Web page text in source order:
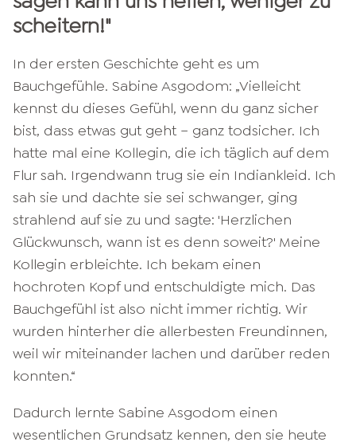
scheitern!"
In der ersten Geschichte geht es um
Bauchgefühle. Sabine Asgodom: „Vielleicht
kennst du dieses Gefühl, wenn du ganz sicher
bist, dass etwas gut geht – ganz todsicher. Ich
hatte mal eine Kollegin, die ich täglich auf dem
Flur sah. Irgendwann trug sie ein Indiankleid. Ich
sah sie und dachte sie sei schwanger, ging
strahlend auf sie zu und sagte: 'Herzlichen
Glückwunsch, wann ist es denn soweit?' Meine
Kollegin erbleichte. Ich bekam einen
hochroten Kopf und entschuldigte mich. Das
Bauchgefühl ist also nicht immer richtig. Wir
wurden hinterher die allerbesten Freundinnen,
weil wir miteinander lachen und darüber reden
konnten.“
Dadurch lernte Sabine Asgodom einen
wesentlichen Grundsatz kennen, den sie heute